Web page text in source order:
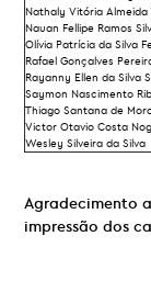
Nathaly Vitória Almeida
Nauan Fellipe Ramos
Olívia Patrícia da Silva
Rafael Gonçalves
Rayanny Ellen da Silva
Saymon Nascimento
Thiago Santana de
Victor Otavio Costa
Wesley Silveira da Silva
Agradecimento
impressão dos